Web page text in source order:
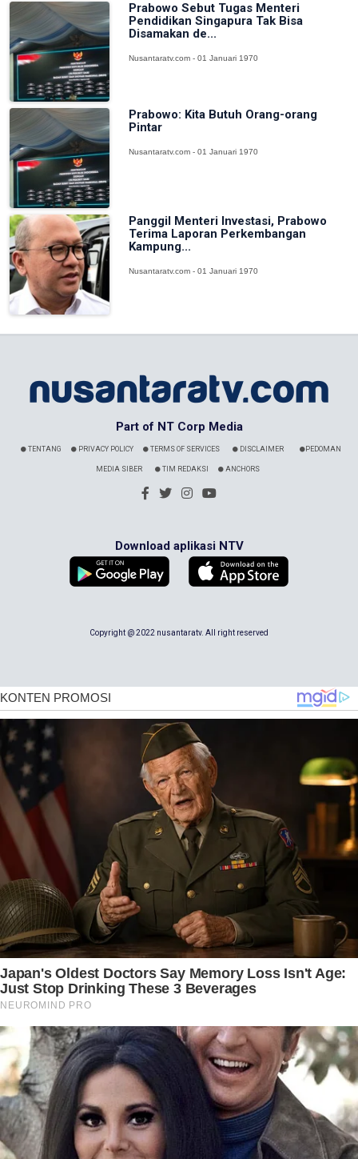
Prabowo Sebut Tugas Menteri
Pendidikan Singapura Tak Bisa
Disamakan de...
Nusantaratv.com - 01 Januari 1970
Prabowo: Kita Butuh Orang-orang
Pintar
Nusantaratv.com - 01 Januari 1970
Panggil Menteri Investasi, Prabowo
Terima Laporan Perkembangan
Kampung...
Nusantaratv.com - 01 Januari 1970
Part of NT Corp Media
TENTANG PRIVACY POLICY TERMS OF SERVICES DISCLAIMER PEDOMAN
MEDIA SIBER TIM REDAKSI ANCHORS
Download aplikasi NTV
Copyright @ 2022 nusantaratv. All right reserved